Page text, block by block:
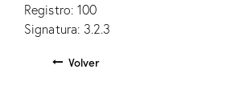
Registro: 100
Signatura: 3.2.3
Volver